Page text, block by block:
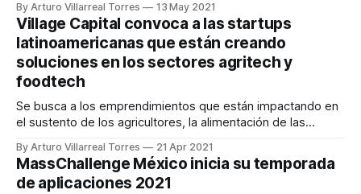
maquillaje
By Arturo Villarreal Torres 13 May 2021
Village Capital convoca a las startups
latinoamericanas que están creando
soluciones en los sectores agritech y
foodtech
Se busca a los emprendimientos que están impactando en
el sustento de los agricultores, la alimentación de las
de comida, y el fortalecimiento de la productividad agrícola.
By Arturo Villarreal Torres 21 Apr 2021
MassChallenge México inicia su temporada
de aplicaciones 2021